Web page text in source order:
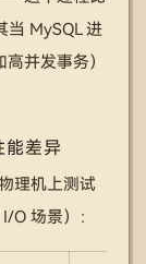
当 MySQL 进
并发事务）
能差异
理机上测试
O 场景）：